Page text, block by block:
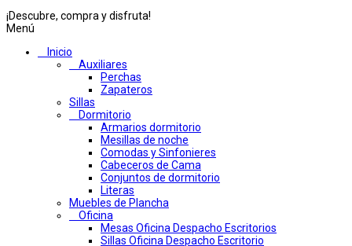
¡Descubre, compra y disfruta!
Menú
Inicio
Auxiliares
Perchas
Zapateros
Sillas
Dormitorio
Armarios dormitorio
Mesillas de noche
Comodas y Sinfonieres
Cabeceros de Cama
Conjuntos de dormitorio
Literas
Muebles de Plancha
Oficina
Mesas Oficina Despacho Escritorios
Sillas Oficina Despacho Escritorio